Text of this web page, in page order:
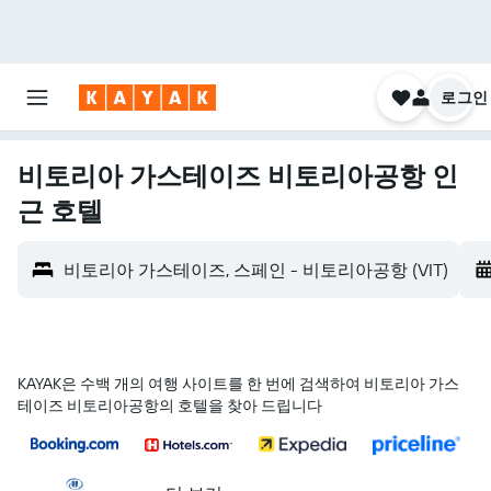
로그인
비토리아 가스테이즈 비토리아공항 인
근 호텔
비토리아 가스테이즈, 스페인 - 비토리아공항 (VIT)
KAYAK은 수백 개의 여행 사이트를 한 번에 검색하여 비토리아 가스
테이즈 비토리아공항의 호텔을 찾아 드립니다